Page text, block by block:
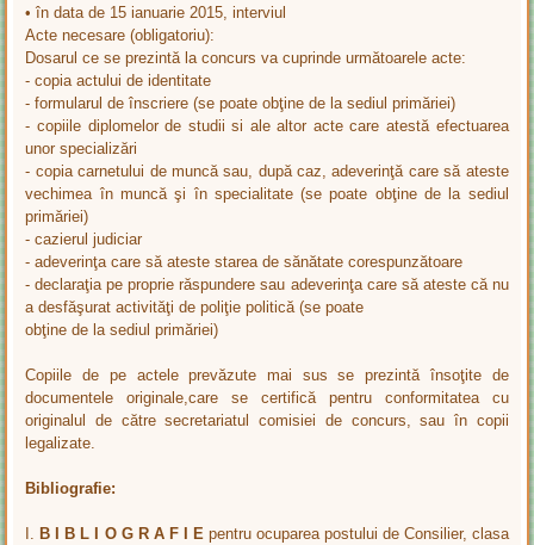
• în data de 15 ianuarie 2015, interviul
Acte necesare (obligatoriu):
Dosarul ce se prezintă la concurs va cuprinde următoarele acte:
- copia actului de identitate
- formularul de înscriere (se poate obţine de la sediul primăriei)
- copiile diplomelor de studii si ale altor acte care atestă efectuarea
unor specializări
- copia carnetului de muncă sau, după caz, adeverinţă care să ateste
vechimea în muncă şi în specialitate (se poate obţine de la sediul
primăriei)
- cazierul judiciar
- adeverinţa care să ateste starea de sănătate corespunzătoare
- declaraţia pe proprie răspundere sau adeverinţa care să ateste că nu
a desfăşurat activităţi de poliţie politică (se poate
obţine de la sediul primăriei)
Copiile de pe actele prevăzute mai sus se prezintă însoţite de
documentele originale,care se certifică pentru conformitatea cu
originalul de către secretariatul comisiei de concurs, sau în copii
legalizate.
Bibliografie:
I.B I B L I O G R A F I E pentru ocuparea postului de Consilier, clasa